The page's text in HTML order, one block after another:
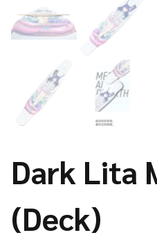
Dark Lita
(Deck)